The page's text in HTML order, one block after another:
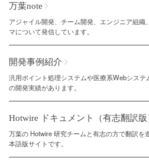
万葉note
アジャイル開発、チーム開発、エンジニア組
マについて発信しています。
開発事例紹介
汎用ポイント処理システムや医療系Webシス
の開発実績があります。
Hotwire ドキュメント（有志翻訳版
万葉の Hotwire 研究チームと有志の方で翻訳を
本語版サイトです。